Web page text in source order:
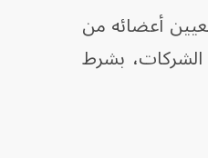
أعضائه من
الشركات، بشرط